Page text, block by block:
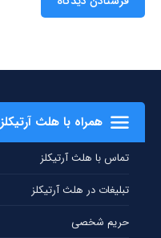
همراه با هلث آرتیکلز
تماس با هلث آرتیکلز
تبلیغات در هلث آرتیکلز
حریم شخصی